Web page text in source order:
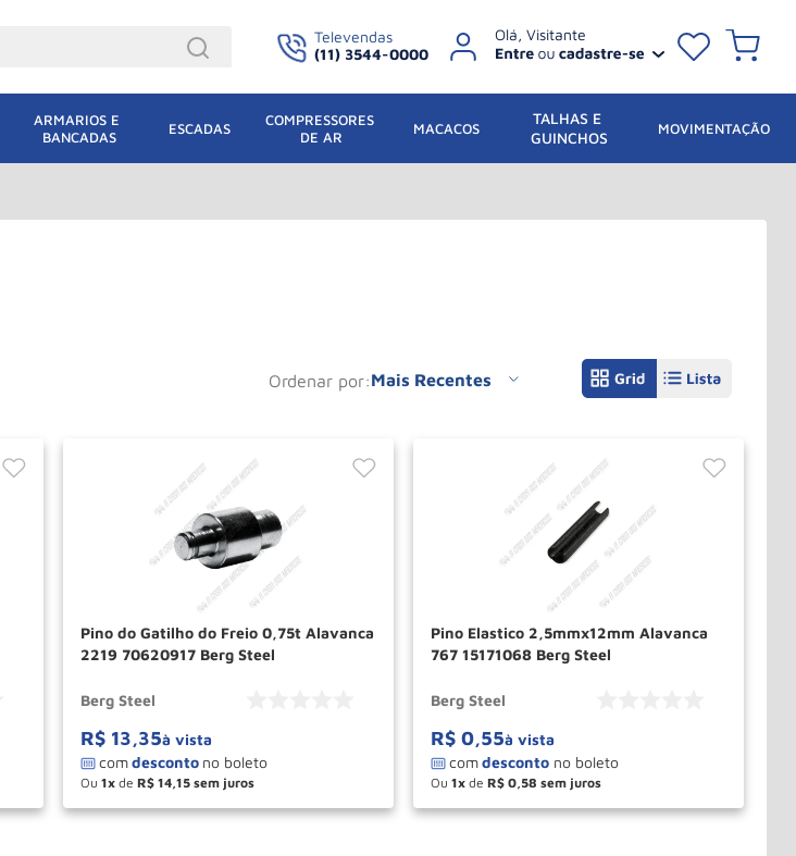
Televendas
(11) 3544-0000
ARMARIOS E
BANCADAS
ESCADAS
COMPRESSORES
DE AR
MACACOS
TALHAS E
GUINCHOS
MOVIMENTAÇÃO
ordenar por Mais Recentes
Pino do Gatilho do Freio 0,75t Alavanca
2219 70620917 Berg Steel
Berg Steel
R$ 13,35à vista
Ou 1 de R$ 14, 15
＋
－ COMPRAR
Pino Elastico 2,5mmx12mm Alavanca
767 15171068 Berg Steel
Berg Steel
R$ 0,55à vista
Ou 1 de R$ 0, 58
＋
－ COMPRAR